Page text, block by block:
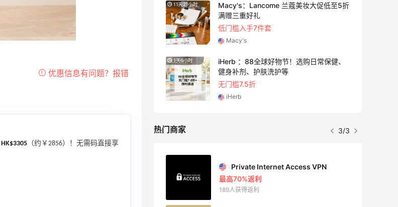
HK$3305 （约￥2856）！无需码直接享
Macy's：Lancome 兰蔻美妆大促低至5折
Macy's
健身补剂、护肤洗护等
6天
Shu Uemura：植村秀彩妆特惠 入热销洁
颜油系列
无门槛7折 会员6.5折
Shu Uemura
4天21小时
Space NK UK：美妆护肤大促！入Lisa
Eldridge、Hourglass、伊索等
新人首单享8折
Space NK UK
热门商家 1/3
Mac Duggal
最高2%返利
6127人成功下单